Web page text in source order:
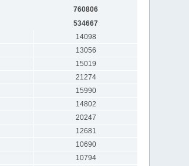
760806
534667
14098
13056
15019
21274
15990
14802
20247
12681
10690
10794